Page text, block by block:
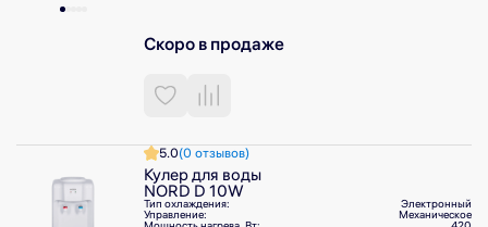
Скоро в продаже
5.0(0 отзывов)
Кулер для воды
NORD D 10W
Тип охлаждения: Электронный
Управление: Механическое